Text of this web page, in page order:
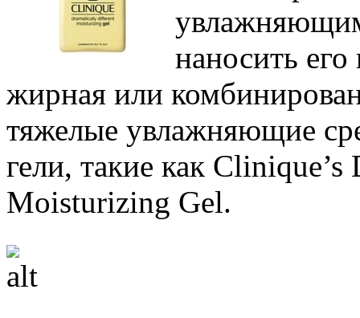
наносить
жирная или
тяжелые увлажняющие
гели, такие как
Moisturizing Gel.